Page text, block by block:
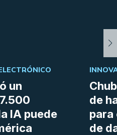
un
IA puede
de
para
de